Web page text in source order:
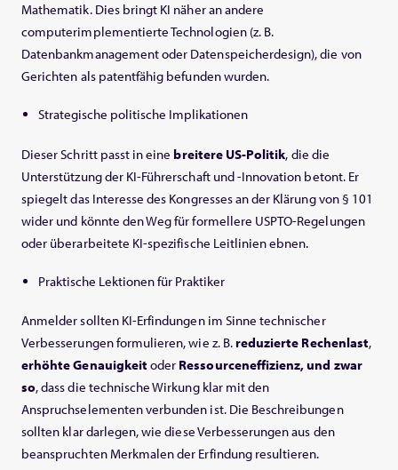
Mathematik. Dies bringt KI näher an andere
computerimplementierte Technologien (z. B.
Datenbankmanagement oder Datenspeicherdesign), die von
Gerichten als patentfähig befunden wurden.
Strategische politische Implikationen
Dieser Schritt passt in eine breitere US-Politik, die die
Unterstützung der KI-Führerschaft und -Innovation betont. Er
spiegelt das Interesse des Kongresses an der Klärung von § 101
wider und könnte den Weg für formellere USPTO-Regelungen
oder überarbeitete KI-spezifische Leitlinien ebnen.
Praktische Lektionen für Praktiker
Anmelder sollten KI-Erfindungen im Sinne technischer
Verbesserungen formulieren, wie z. B.reduzierte Rechenlast,
erhöhte Genauigkeitoder Ressourceneffizienz, und zwar
so, dass die technische Wirkung klar mit den
Anspruchselementen verbunden ist. Die Beschreibungen
sollten klar darlegen, wie diese Verbesserungen aus den
beanspruchten Merkmalen der Erfindung resultieren.